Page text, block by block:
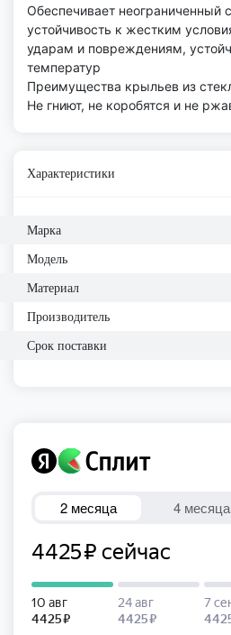
Обеспечивает неограниченный
устойчивость к жестким
ударам и повреждениям,
температур
Преимущества крыльев из
Не гниют, не коробятся и не
Характеристики
Марка
Модель
Материал
Производитель
Срок поставки